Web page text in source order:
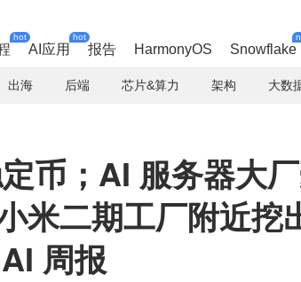
hot
AI应用
hot
报告 HarmonyOS Snowflake
出海 后端 芯片&算力 架构 大数
币；AI 服务器大
米二期工厂附近挖
周报